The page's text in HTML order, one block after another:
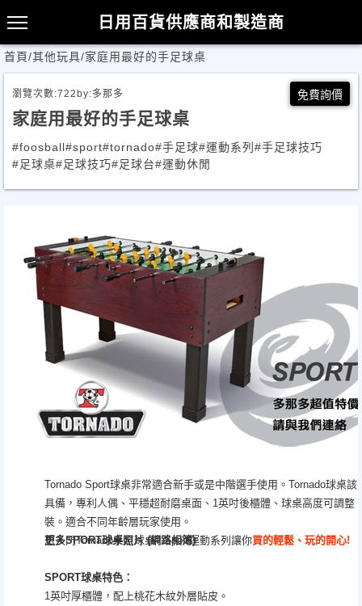
日用百貨供應商和製造商
首頁/其他玩具/家庭用最好的手足球桌
瀏覽次數:722 by:多那多 免費詢價
家庭用最好的手足球桌
#foosball#sport#tornado#手足球#運動系列 #手足球技巧
#足球桌#足球技巧#足球台#運動休閒
Tornado Sport球桌非常適合新手或是中階選手使用。Tornado球桌該
具備，專利人偶、平穩超耐磨桌面、1英吋後櫃體、球桌高度可調整
裝。適合不同年齡層玩家使用。
想入門Tornado手足球桌? Sport運動系列讓你買的輕鬆、玩的開心!
SPORT球桌特色：
1英吋厚櫃體，配上桃花木紋外層貼皮。
更多SPORT球桌照片 (網路相簿)